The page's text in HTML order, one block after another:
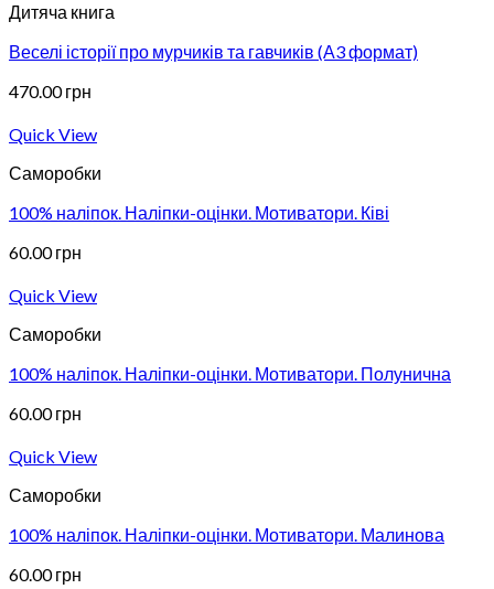
Дитяча книга
Веселі історії про мурчиків та гавчиків (А3 формат)
470.00грн
Quick View
Саморобки
100% наліпок. Наліпки-оцінки. Мотиватори. Ківі
60.00грн
Quick View
Саморобки
100% наліпок. Наліпки-оцінки. Мотиватори. Полунична
60.00грн
Quick View
Саморобки
100% наліпок. Наліпки-оцінки. Мотиватори. Малинова
60.00грн